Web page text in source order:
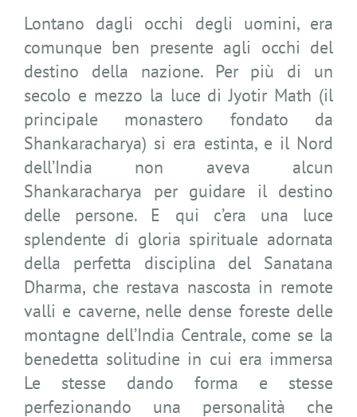
Lontano dagli occhi degli uomini, era
comunque ben presente agli occhi del
destino della nazione. Per più di un
secolo e mezzo la luce di Jyotir Math (il
principale monastero fondato da
Shankaracharya) si era estinta, e il Nord
dell’India non aveva alcun
Shankaracharya per guidare il destino
delle persone. E qui c’era una luce
splendente di gloria spirituale adornata
della perfetta disciplina del Sanatana
Dharma, che restava nascosta in remote
valli e caverne, nelle dense foreste delle
montagne dell’India Centrale, come se la
benedetta solitudine in cui era immersa
Le stesse dando forma e stesse
perfezionando una personalità che